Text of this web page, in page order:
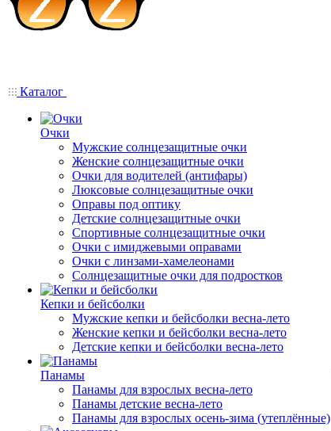
Каталог
Очки
Мужские солнцезащитные очки
Женские солнцезащитные очки
Очки для водителей (антифары)
Люксовые солнцезащитные очки
Оправы под оптику
Детские солнцезащитные очки
Спортивные солнцезащитные очки
Очки с имиджевыми оправами
Очки с линзами-хамелеонами
Солнцезащитные очки для подростков
Кепки и бейсболки
Мужские кепки и бейсболки весна-лето
Женские кепки и бейсболки весна-лето
Детские кепки и бейсболки весна-лето
Панамы
Панамы для взрослых весна-лето
Панамы детские весна-лето
Панамы для взрослых осень-зима (утеплённые)